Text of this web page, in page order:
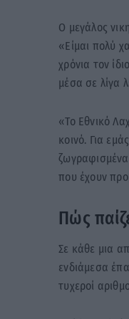
Ο μεγάλος
«Είμαι πολύ
χρόνια τον
μέσα σε λίγα
«Το Εθνικό
κοινό. Για
που έχουν
Πώς
Σε κάθε μια
ενδιάμεσα
τυχεροί